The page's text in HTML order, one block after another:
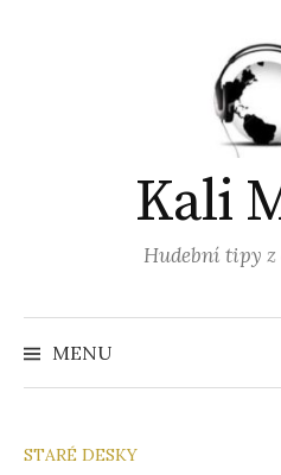
Kali
Hudební tipy z
MENU
STARÉ DESKY